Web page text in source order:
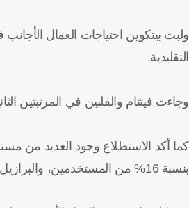
ولبت بيتكوين احتياجات العمال الأجانب
التقليدية.
وجاءت فيتنام والفلبين في المرتبتين
كما أكد الاستطلاع وجود العديد من
بنسبة 16% من المستخدمين، والبرازيل والأرجنتين والمكسيك وتشيلي، وكولومبيا.